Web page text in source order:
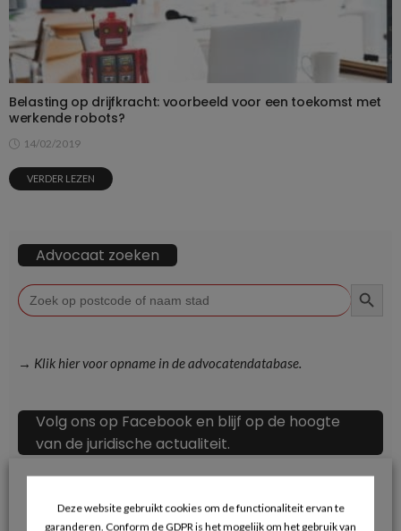
Belasting op drijfkracht: voorbeeld voor een toekomst met
werkende robots?
14/02/2019
VERDER LEZEN
Advocaat zoeken
Zoek
naar:
→ Klik hier voor opname in de advocatendatabase.
Volg ons op Facebook en blijf op de hoogte
van de juridische actualiteit.
Deze website gebruikt cookies om de functionaliteit ervan te
garanderen. Conform de GDPR is het mogelijk om het gebruik van